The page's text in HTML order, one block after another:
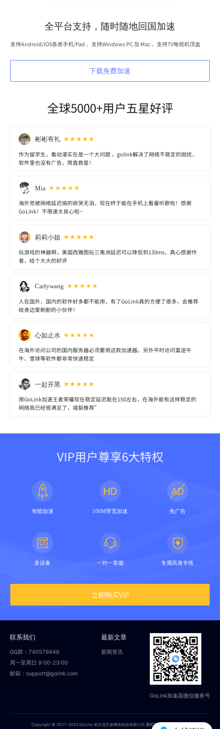
全平台支持，随时随地回国加速
支持Android/iOS各类手机/Pad 、支持Windows PC 及 Mac 、支持TV电视机顶盒
下载免费加速
全球5000+用户五星好评
彬彬有礼
作为留学生，看动漫实在是一个大问题 ，golink解决了网络不稳定的困扰，
软件里也没有广告，简直救星！
Mia
海外党被网络延迟搞的欲哭无泪，现在终于能在手机上看番听歌啦！感谢
GoLink！不限速太良心啦~
莉莉小姐
玩游戏的神器啊，美国西雅图玩三角洲延迟可以降低到130ms，真心感谢作
者，给个大大的好评
Carlywang
人在国外，国内的软件好多都不能用，有了GoLink真的方便了很多，会推荐
给身边爱刷剧的小伙伴！
心如止水
在海外访问公司的国内服务器必须要用这款加速器。另外平时访问富途牛
牛、雪球等软件都非常快速稳定
一起开黑
用GoLink加速王者荣耀现在稳定延迟能在150左右，在海外能有这样稳定的
网络我已经很满足了，墙裂推荐”
VIP用户尊享6大特权
智能加速 100M带宽加速 免广告
多设备 一对一客服 专属高速专线
立即购买VIP
联系我们
QQ群：740576646
周一至周日 9:00-23:00
邮箱：support@golink.com
最新文章
新闻资讯
GoLink加速器微信服务号
Copyright © 2017-2022 GoLink 南京偲言睿网络科技有限公司苏ICP备18014251号-2